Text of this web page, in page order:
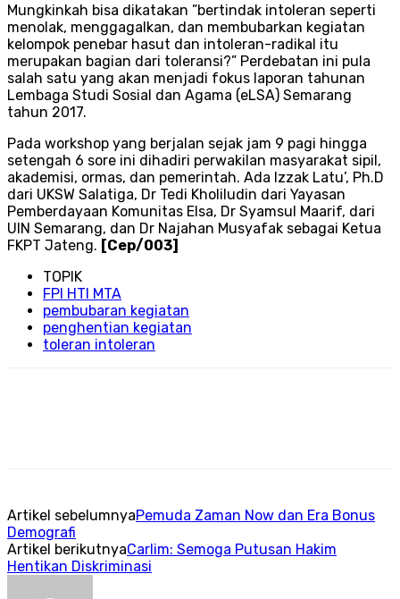
Mungkinkah bisa dikatakan ”bertindak intoleran seperti
menolak, menggagalkan, dan membubarkan kegiatan
kelompok penebar hasut dan intoleran-radikal itu
merupakan bagian dari toleransi?” Perdebatan ini pula
salah satu yang akan menjadi fokus laporan tahunan
Lembaga Studi Sosial dan Agama (eLSA) Semarang
tahun 2017.
Pada workshop yang berjalan sejak jam 9 pagi hingga
setengah 6 sore ini dihadiri perwakilan masyarakat sipil,
akademisi, ormas, dan pemerintah. Ada Izzak Latu’, Ph.D
dari UKSW Salatiga, Dr Tedi Kholiludin dari Yayasan
Pemberdayaan Komunitas Elsa, Dr Syamsul Maarif, dari
UIN Semarang, dan Dr Najahan Musyafak sebagai Ketua
FKPT Jateng. [Cep/003]
TOPIK
FPI HTI MTA
pembubaran kegiatan
penghentian kegiatan
toleran intoleran
Artikel sebelumnyaPemuda Zaman Now dan Era Bonus
Demografi
Artikel berikutnyaCarlim: Semoga Putusan Hakim
Hentikan Diskriminasi